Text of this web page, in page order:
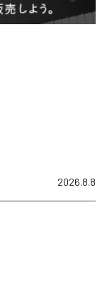
2026.8.8